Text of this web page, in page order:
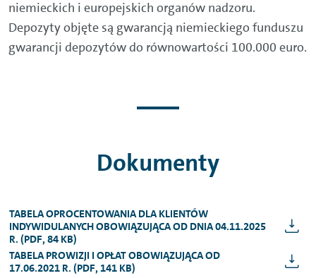
możesz dowolnie dysponować swoim
kapitałem – wypłacać go, przelewać na
rachunek osobisty itd. To jedna z cech, które
niemieckich i europejskich organów nadzoru.
Depozyty objęte są gwarancją niemieckiego funduszu
gwarancji depozytów do równowartości 100.000 euro.
Dokumenty
TABELA OPROCENTOWANIA DLA KLIENTÓW
INDYWIDULANYCH OBOWIĄZUJĄCA OD DNIA 04.11.2025
R. (PDF, 84 KB)
TABELA PROWIZJI I OPŁAT OBOWIĄZUJĄCA OD
17.06.2021 R. (PDF, 141 KB)